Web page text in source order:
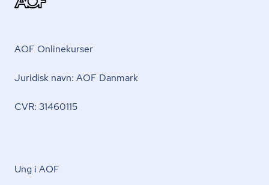
AOF Onlinekurser
Juridisk navn: AOF Danmark
CVR: 31460115
Ung i AOF